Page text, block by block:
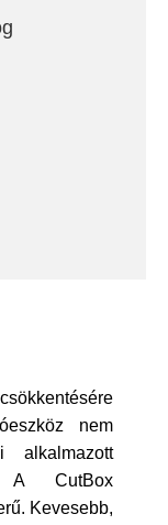
nem
alkalmazott
A CutBox
Kevesebb,